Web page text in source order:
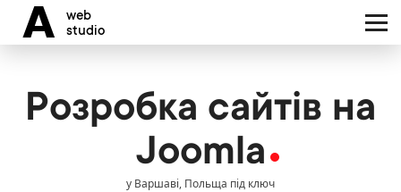
A
web
studio
команда
проєкту
Розробка сайтів на
Joomla
у Варшаві, Польща під ключ